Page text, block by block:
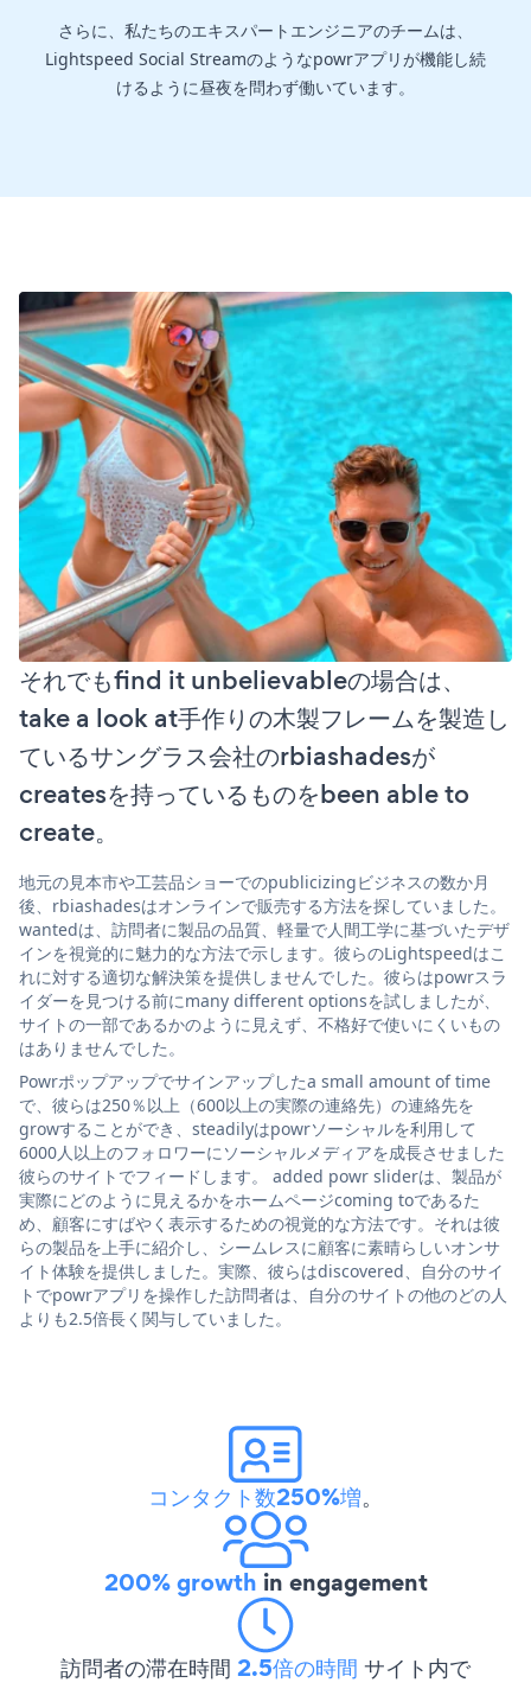
さらに、私たちのエキスパートエンジニアのチームは、
Lightspeed Social Streamのようなpowrアプリが機能し続
けるように昼夜を問わず働いています。
それでもfind it unbelievableの場合は、
take a look at手作りの木製フレームを製造し
ているサングラス会社のrbiashadesが
createsを持っているものをbeen able to
create。
地元の見本市や工芸品ショーでのpublicizingビジネスの数か月
後、rbiashadesはオンラインで販売する方法を探していました。
wantedは、訪問者に製品の品質、軽量で人間工学に基づいたデザ
インを視覚的に魅力的な方法で示します。彼らのLightspeedはこ
れに対する適切な解決策を提供しませんでした。彼らはpowrスラ
イダーを見つける前にmany different optionsを試しましたが、
サイトの一部であるかのように見えず、不格好で使いにくいもの
はありませんでした。
Powrポップアップでサインアップしたa small amount of time
で、彼らは250％以上（600以上の実際の連絡先）の連絡先を
growすることができ、steadilyはpowrソーシャルを利用して
6000人以上のフォロワーにソーシャルメディアを成長させました
彼らのサイトでフィードします。 added powr sliderは、製品が
実際にどのように見えるかをホームページcoming toであるた
め、顧客にすばやく表示するための視覚的な方法です。それは彼
らの製品を上手に紹介し、シームレスに顧客に素晴らしいオンサ
イト体験を提供しました。実際、彼らはdiscovered、自分のサイ
トでpowrアプリを操作した訪問者は、自分のサイトの他のどの人
よりも2.5倍長く関与していました。
コンタクト数250%増。
200% growth in engagement
訪問者の滞在時間 2.5倍の時間 サイト内で